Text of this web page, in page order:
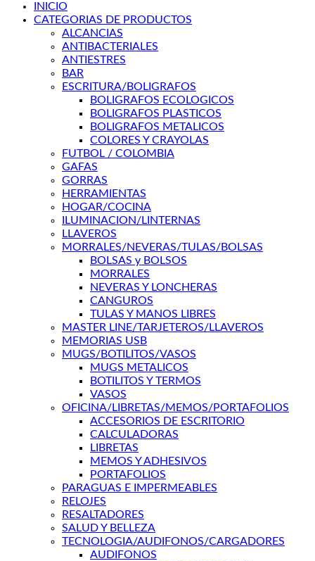
INICIO
CATEGORIAS DE PRODUCTOS
ALCANCIAS
ANTIBACTERIALES
ANTIESTRES
BAR
ESCRITURA/BOLIGRAFOS
BOLIGRAFOS ECOLOGICOS
BOLIGRAFOS PLASTICOS
BOLIGRAFOS METALICOS
COLORES Y CRAYOLAS
FUTBOL / COLOMBIA
GAFAS
GORRAS
HERRAMIENTAS
HOGAR/COCINA
ILUMINACION/LINTERNAS
LLAVEROS
MORRALES/NEVERAS/TULAS/BOLSAS
BOLSAS y BOLSOS
MORRALES
NEVERAS Y LONCHERAS
CANGUROS
TULAS Y MANOS LIBRES
MASTER LINE/TARJETEROS/LLAVEROS
MEMORIAS USB
MUGS/BOTILITOS/VASOS
MUGS METALICOS
BOTILITOS Y TERMOS
VASOS
OFICINA/LIBRETAS/MEMOS/PORTAFOLIOS
ACCESORIOS DE ESCRITORIO
CALCULADORAS
LIBRETAS
MEMOS Y ADHESIVOS
PORTAFOLIOS
PARAGUAS E IMPERMEABLES
RELOJES
RESALTADORES
SALUD Y BELLEZA
TECNOLOGIA/AUDIFONOS/CARGADORES
AUDIFONOS